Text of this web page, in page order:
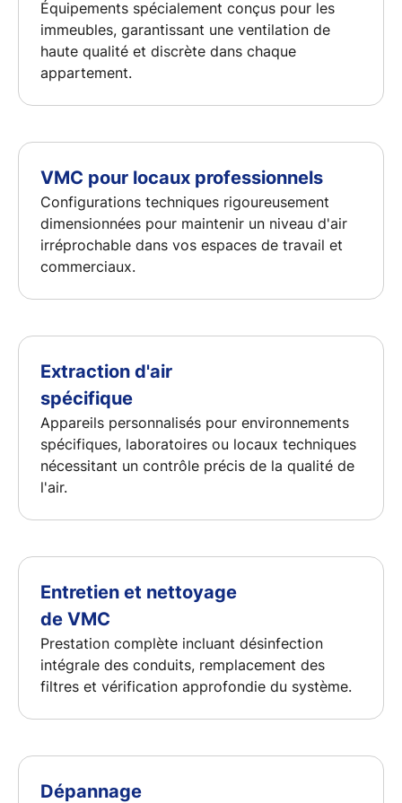
Équipements spécialement conçus pour les
immeubles, garantissant une ventilation de
haute qualité et discrète dans chaque
appartement.
VMC pour locaux professionnels
Configurations techniques rigoureusement
dimensionnées pour maintenir un niveau d'air
irréprochable dans vos espaces de travail et
commerciaux.
Extraction d'air
spécifique
Appareils personnalisés pour environnements
spécifiques, laboratoires ou locaux techniques
nécessitant un contrôle précis de la qualité de
l'air.
Entretien et nettoyage
de VMC
Prestation complète incluant désinfection
intégrale des conduits, remplacement des
filtres et vérification approfondie du système.
Dépannage